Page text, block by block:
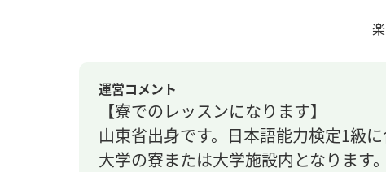
運営コメント
【寮でのレッスンになります】
山東省出身です。日本語能力検定1級
大学の寮または大学施設内となります